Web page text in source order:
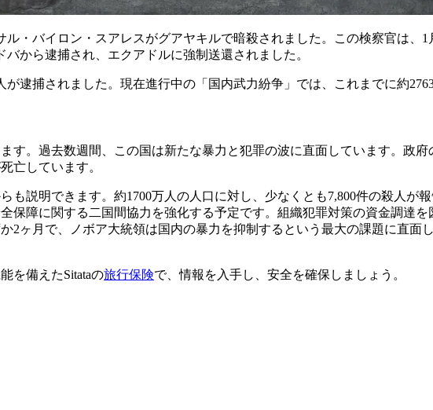
・バイロン・スアレスがグアヤキルで暗殺されました。この検察官は、
から逮捕され、エクアドルに強制送還されました。
逮捕されました。現在進行中の「国内武力紛争」では、これまでに約
す。過去数週間、この国は新たな暴力と犯罪の波に直面しています。政
亡しています。
も説明できます。約1700万人の人口に対し、少なくとも7,800件の殺人が
保障に関する二国間協力を強化する予定です。組織犯罪対策の資金調達
2ヶ月で、ノボア大統領は国内の暴力を抑制するという最大の課題に直面
を備えたSitataの旅行保険で、情報を入手し、安全を確保しましょう。